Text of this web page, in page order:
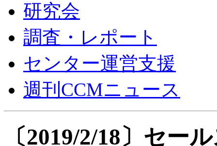
研究会
調査・レポート
センター運営支援
週刊CCMニュース
〔2019/2/18〕セー